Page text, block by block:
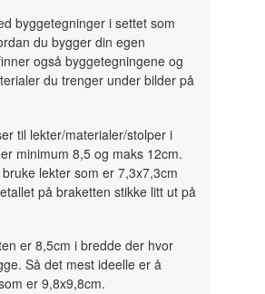
byggetegninger i settet som
du bygger din egen
også byggetegningene og
du trenger under bilder på
til lekter/materialer/stolper i
minimum 8,5 og maks 12cm.
lekter som er 7,3x7,3cm
på braketten stikke litt ut på
er 8,5cm i bredde der hvor
Så det mest ideelle er å
er 9,8x9,8cm.